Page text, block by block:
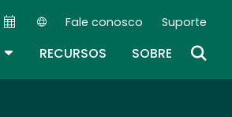
Secondary Navigation (PT)
Fale conosco Suporte
TOGGLE DROPDOWN
RECURSOS SOBRE